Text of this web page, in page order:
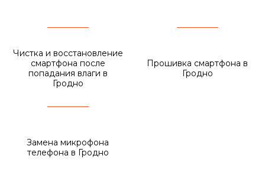
Чистка и восстановление
смартфона после
попадания влаги в
Гродно
Прошивка смартфона в
Гродно
Замена микрофона
телефона в Гродно